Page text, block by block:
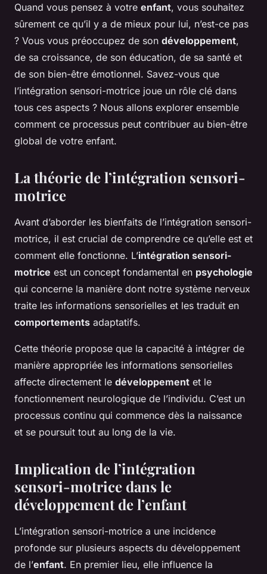
Quand vous pensez à votre enfant, vous souhaitez
sûrement ce qu’il y a de mieux pour lui, n’est-ce pas
? Vous vous préoccupez de son développement,
de sa croissance, de son éducation, de sa santé et
de son bien-être émotionnel. Savez-vous que
l’intégration sensori-motrice joue un rôle clé dans
tous ces aspects ? Nous allons explorer ensemble
comment ce processus peut contribuer au bien-être
global de votre enfant.
La théorie de l’intégration sensori-
motrice
Avant d’aborder les bienfaits de l’intégration sensori-
motrice, il est crucial de comprendre ce qu’elle est et
comment elle fonctionne. L’intégration sensori-
motrice est un concept fondamental en psychologie
qui concerne la manière dont notre système nerveux
traite les informations sensorielles et les traduit en
comportements adaptatifs.
Cette théorie propose que la capacité à intégrer de
manière appropriée les informations sensorielles
affecte directement le développement et le
fonctionnement neurologique de l’individu. C’est un
processus continu qui commence dès la naissance
et se poursuit tout au long de la vie.
Implication de l’intégration
sensori-motrice dans le
développement de l’enfant
L’intégration sensori-motrice a une incidence
profonde sur plusieurs aspects du développement
de l’enfant. En premier lieu, elle influence la